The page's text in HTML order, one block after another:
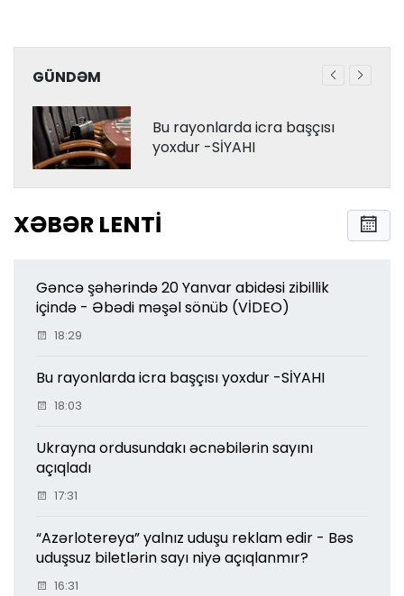
GÜNDƏM
Bu rayonlarda icra başçısı
yoxdur -SİYAHI
XƏBƏR LENTI
Gəncə şəhərində 20 Yanvar abidəsi zibillik
içində - Əbədi məşəl sönüb (VİDEO)
18:29
Bu rayonlarda icra başçısı yoxdur -SİYAHI
18:03
Ukrayna ordusundakı əcnəbilərin sayını
açıqladı
17:31
“Azərlotereya” yalnız uduşu reklam edir - Bəs
uduşsuz biletlərin sayı niyə açıqlanmır?
16:31